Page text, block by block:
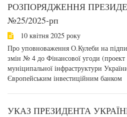
РОЗПОРЯДЖЕННЯ
№25/2025-рп
10 квітня 2025 року
Про уповноваження О.Кулеби на
змін № 4 до Фінансової угоди
муніципальної інфраструктури
Європейським інвестиційним банком
УКАЗ ПРЕЗИДЕНТА